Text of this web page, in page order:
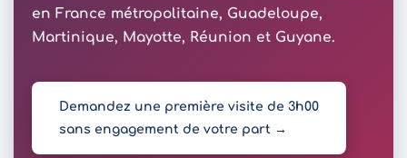
en France métropolitaine, Guadeloupe,
Martinique, Mayotte, Réunion et Guyane.
Demandez une première visite de 3h00
sans engagement de votre part →